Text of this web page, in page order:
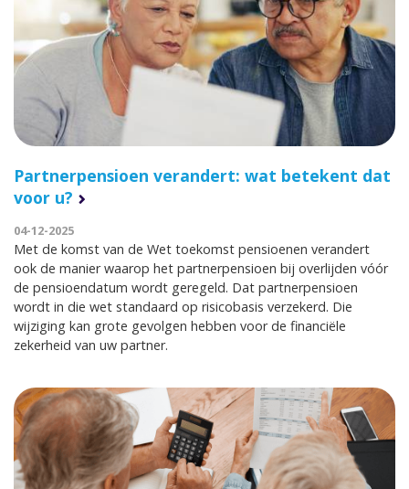
Partnerpensioen verandert: wat betekent dat
voor u?
04-12-2025
Met de komst van de Wet toekomst pensioenen verandert
ook de manier waarop het partnerpensioen bij overlijden vóór
de pensioendatum wordt geregeld. Dat partnerpensioen
wordt in die wet standaard op risicobasis verzekerd. Die
wijziging kan grote gevolgen hebben voor de financiële
zekerheid van uw partner.